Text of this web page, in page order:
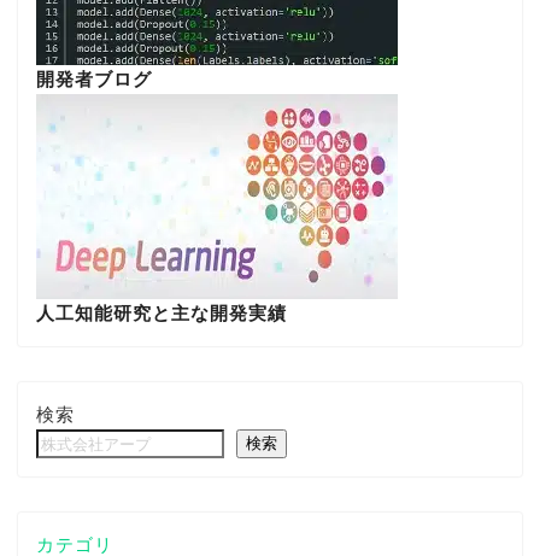
開発者ブログ
人工知能研究と主な開発実績
検索
検索
カテゴリ